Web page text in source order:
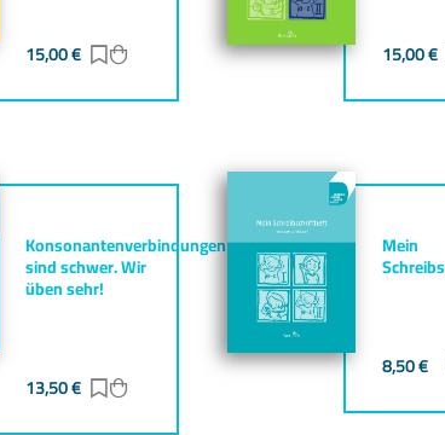
15,00€ Zur Merkliste hinzufügen
Zum Warenkorb hinzufügen 15,00€
Konsonantenverbindungen
sind schwer. Wir
üben sehr!
13,50€ Zur Merkliste hinzufügen
Mein
8,50€